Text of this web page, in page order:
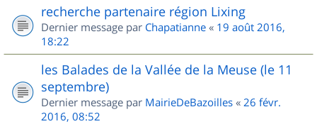
recherche partenaire région Lixing
Dernier message par Chapatianne « 19 août 2016,
18:22
les Balades de la Vallée de la Meuse (le 11
septembre)
Dernier message par MairieDeBazoilles « 26 févr.
2016, 08:52